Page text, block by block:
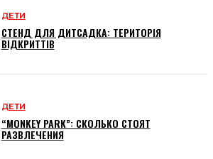
ДЕТИ
СТЕНД ДЛЯ ДИТСАДКА: ТЕРИТОРІЯ
ВІДКРИТТІВ
ДЕТИ
“MONKEY PARK”: СКОЛЬКО СТОЯТ
РАЗВЛЕЧЕНИЯ